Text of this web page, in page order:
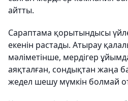
айтты.
Сараптама қорытындысы
екенін растады. Атырау
мәліметінше, мердігер
аяқталған, сондықтан жаңа
жедел шешу мүмкін болмай